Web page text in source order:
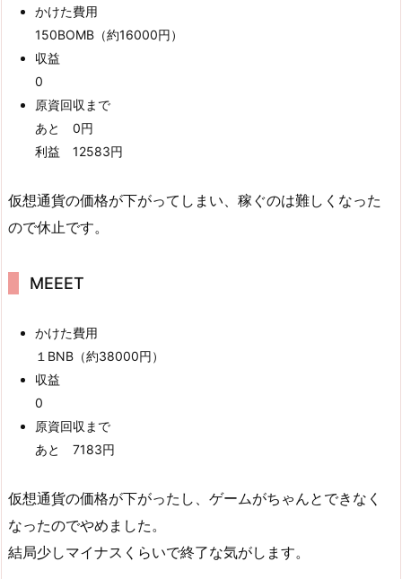
かけた費用
150BOMB（約16000円）
収益
0
原資回収まで
あと 0円
利益 12583円
仮想通貨の価格が下がってしまい、稼ぐのは難しくなった
ので休止です。
MEEET
かけた費用
１BNB（約38000円）
収益
0
原資回収まで
あと 7183円
仮想通貨の価格が下がったし、ゲームがちゃんとできなく
なったのでやめました。
結局少しマイナスくらいで終了な気がします。